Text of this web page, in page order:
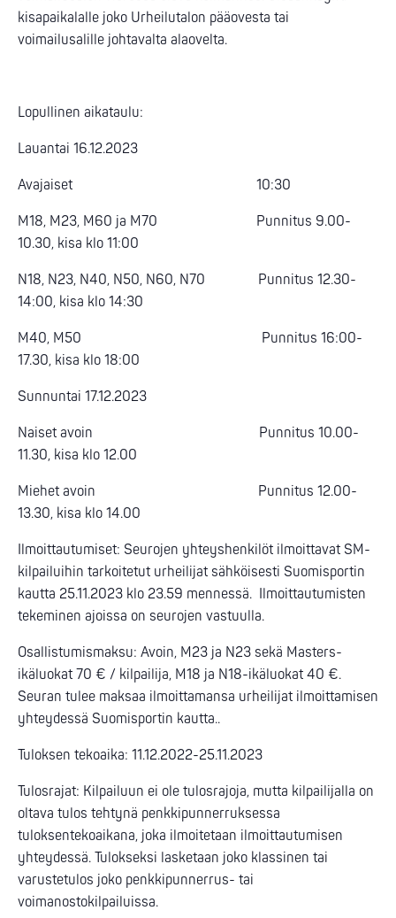
kisapaikalalle joko Urheilutalon pääovesta tai
voimailusalille johtavalta alaovelta.
Lopullinen aikataulu:
Lauantai 16.12.2023
Avajaiset 10:30
M18, M23, M60 ja M70 Punnitus 9.00-
10.30, kisa klo 11:00
N18, N23, N40, N50, N60, N70 Punnitus 12.30-
14:00, kisa klo 14:30
M40, M50 Punnitus 16:00-
17.30, kisa klo 18:00
Sunnuntai 17.12.2023
Naiset avoin Punnitus 10.00-
11.30, kisa klo 12.00
Miehet avoin Punnitus 12.00-
13.30, kisa klo 14.00
Ilmoittautumiset: Seurojen yhteyshenkilöt ilmoittavat SM-
kilpailuihin tarkoitetut urheilijat sähköisesti Suomisportin
kautta 25.11.2023 klo 23.59 mennessä. Ilmoittautumisten
tekeminen ajoissa on seurojen vastuulla.
Osallistumismaksu: Avoin, M23 ja N23 sekä Masters-
ikäluokat 70 € / kilpailija, M18 ja N18-ikäluokat 40 €.
Seuran tulee maksaa ilmoittamansa urheilijat ilmoittamisen
yhteydessä Suomisportin kautta..
Tuloksen tekoaika: 11.12.2022-25.11.2023
Tulosrajat: Kilpailuun ei ole tulosrajoja, mutta kilpailijalla on
oltava tulos tehtynä penkkipunnerruksessa
tuloksentekoaikana, joka ilmoitetaan ilmoittautumisen
yhteydessä. Tulokseksi lasketaan joko klassinen tai
varustetulos joko penkkipunnerrus- tai
voimanostokilpailuissa.